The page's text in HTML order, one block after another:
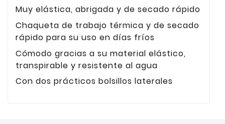
Muy elástica, abrigada y de secado rápido
Chaqueta de trabajo térmica y de secado
rápido para su uso en días fríos
Cómodo gracias a su material elástico,
transpirable y resistente al agua
Con dos prácticos bolsillos laterales